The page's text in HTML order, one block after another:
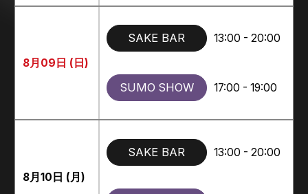
8月09日 (日)
SAKE BAR 13:00 - 20:00
SUMO SHOW 17:00 - 19:00
8月10日 (月)
SAKE BAR 13:00 - 20:00